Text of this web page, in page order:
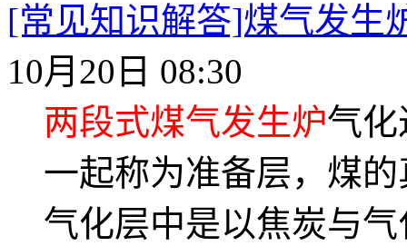
[常见知识解答]煤气发生
10月20日 08:30
两段式煤气发生炉气
一起称为准备层，煤
气化层中是以焦炭与